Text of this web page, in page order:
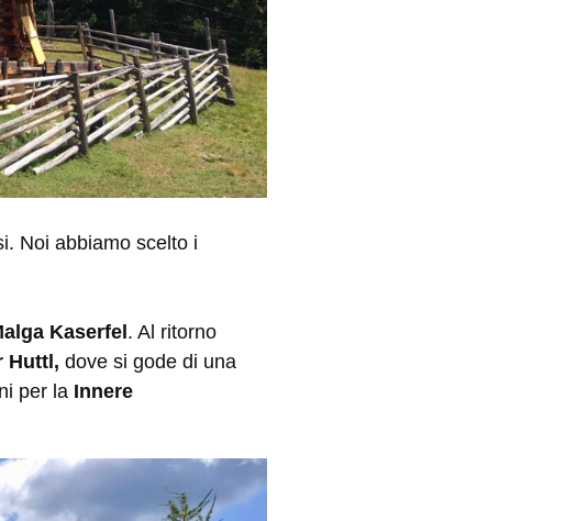
Noi abbiamo scelto i
Kaserfel . Al ritorno
Huttl, dove si gode di una
per la Innere